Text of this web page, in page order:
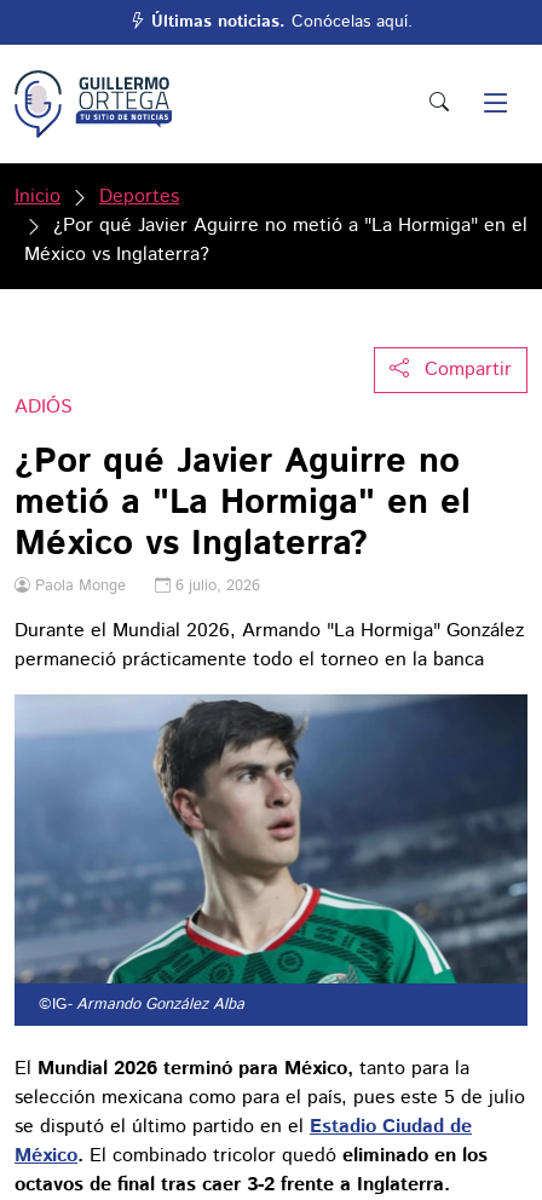
Últimas noticias. Conócelas aquí.
Inicio
Deportes
¿Por qué Javier Aguirre no metió a "La Hormiga" en el
México vs Inglaterra?
Compartir
ADIÓS
¿Por qué Javier Aguirre no
metió a "La Hormiga" en el
México vs Inglaterra?
Paola Monge 6 julio, 2026
Durante el Mundial 2026, Armando "La Hormiga" González
permaneció prácticamente todo el torneo en la banca
©IG- Armando González Alba
El Mundial 2026 terminó para México, tanto para la
selección mexicana como para el país, pues este 5 de julio
se disputó el último partido en el Estadio Ciudad de
México. El combinado tricolor quedó eliminado en los
octavos de final tras caer 3-2 frente a Inglaterra.